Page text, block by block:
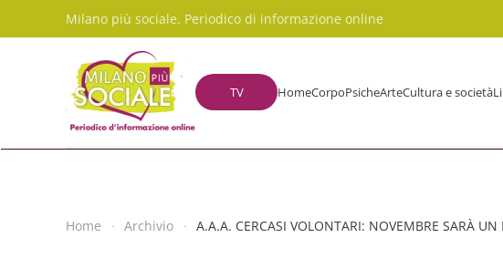
Skip to main content
Milano più sociale. Periodico di informazione online
TV HomeCorpoPsicheArteCultura e società
Home Archivio A.A.A. CERCASI VOLONTARI: NOVEMBRE SARÀ